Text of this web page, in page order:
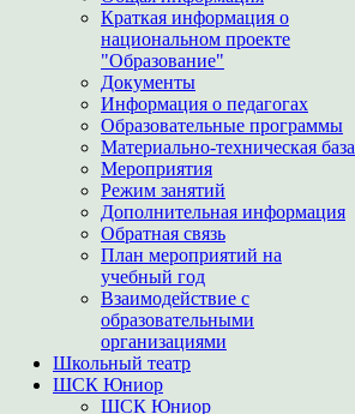
Краткая информация о
национальном проекте
"Образование"
Документы
Информация о педагогах
Образовательные программы
Материально-техническая база
Мероприятия
Режим занятий
Дополнительная информация
Обратная связь
План мероприятий на
учебный год
Взаимодействие с
образовательными
организациями
Школьный театр
ШСК Юниор
ШСК Юниор